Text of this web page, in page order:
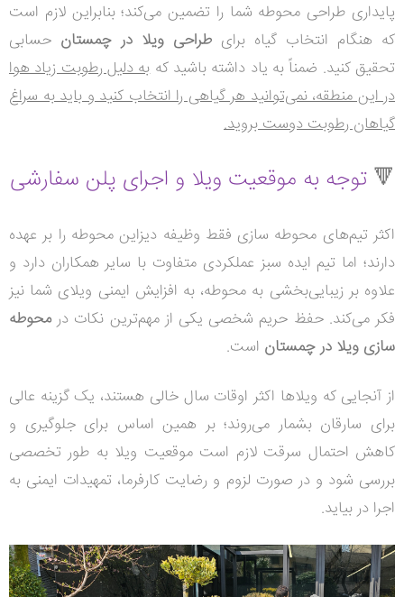
پایداری طراحی محوطه شما را تضمین می‌کند؛ بنابراین لازم است
که هنگام انتخاب گیاه برای طراحی ویلا در چمستان حسابی
تحقیق کنید. ضمناً به یاد داشته باشید کهبه دلیل رطوبت زیاد هوا
در این منطقه، نمی‌توانید هر گیاهی را انتخاب کنید و باید به سراغ
گیاهان رطوبت دوست بروید.
🔻 توجه به موقعیت ویلا و اجرای پلن سفارشی
اکثر تیم‌های محوطه سازی فقط وظیفه دیزاین محوطه را بر عهده
دارند؛ اما تیم ایده سبز عملکردی متفاوت با سایر همکاران دارد و
علاوه بر زیبایی‌بخشی به محوطه، به افزایش ایمنی ویلای شما نیز
فکر می‌کند. حفظ حریم شخصی یکی از مهم‌ترین نکات درمحوطه
سازی ویلا در چمستان است.
از آنجایی که ویلاها اکثر اوقات سال خالی هستند، یک گزینه عالی
برای سارقان بشمار می‌روند؛ بر همین اساس برای جلوگیری و
کاهش احتمال سرقت لازم است موقعیت ویلا به طور تخصصی
بررسی شود و در صورت لزوم و رضایت کارفرما، تمهیدات ایمنی به
اجرا در بیاید.